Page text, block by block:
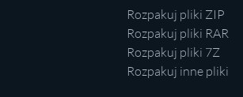
Rozpakuj pliki ZIP
Rozpakuj pliki RAR
Rozpakuj pliki 7Z
Rozpakuj inne pliki